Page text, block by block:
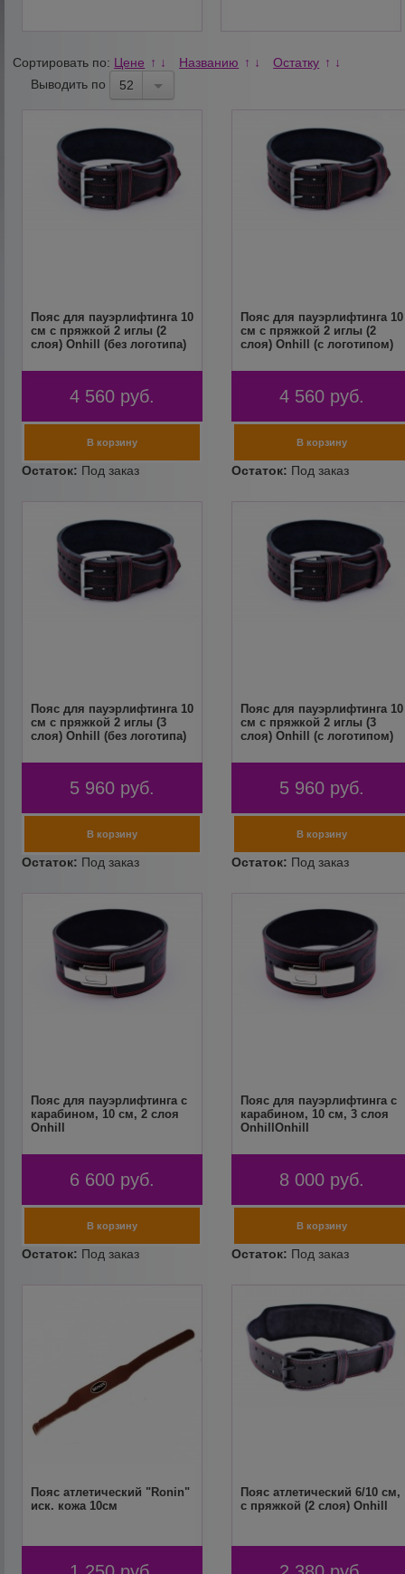
Сортировать по: Цене ↑ ↓ Названию ↑ ↓ Остатку ↑ ↓
Выводить по 52
Пояс для пауэрлифтинга 10
см с пряжкой 2 иглы (2
слоя) Onhill (без логотипа)
4 560 руб.
Пояс для пауэрлифтинга 10
см с пряжкой 2 иглы (2
слоя) Onhill (с логотипом)
4 560 руб.
Пояс для пауэрлифтинга 10
см с пряжкой 2 иглы (3
слоя) Onhill (без логотипа)
5 960 руб.
Пояс для пауэрлифтинга 10
см с пряжкой 2 иглы (3
слоя) Onhill (с логотипом)
5 960 руб.
Пояс для пауэрлифтинга с
карабином, 10 см, 2 слоя
Onhill
6 600 руб.
Пояс для пауэрлифтинга с
карабином, 10 см, 3 слоя
OnhillOnhill
8 000 руб.
Пояс атлетический "Ronin"
иск. кожа 10см
Пояс атлетический 6/10 см,
с пряжкой (2 слоя) Onhill